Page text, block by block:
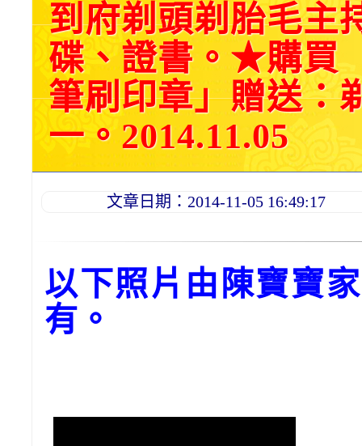
到府剃頭剃胎毛主
碟、證書。★購買
筆刷印章」贈送：
一。2014.11.05
文章日期：2014-11-05 16:49:17
以下照片由陳寶寶
有。